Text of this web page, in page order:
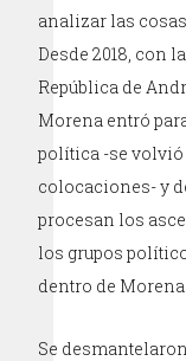
analizar las
Desde 2018, con
República de
Morena entró
política -se volvió
colocaciones- y
procesan los
los grupos
dentro de
Se